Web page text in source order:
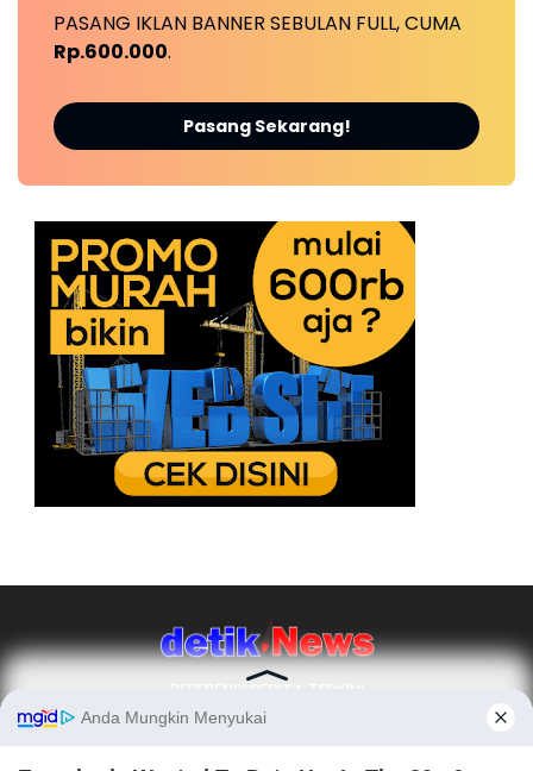
PASANG IKLAN BANNER SEBULAN FULL, CUMA
Rp.600.000.
Pasang Sekarang!